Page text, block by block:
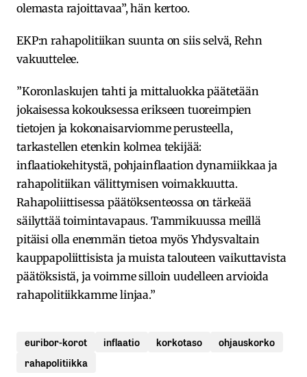
olemasta rajoittavaa”, hän kertoo.
EKP:n rahapolitiikan suunta on siis selvä, Rehn
vakuuttelee.
”Koronlaskujen tahti ja mittaluokka päätetään
jokaisessa kokouksessa erikseen tuoreimpien
tietojen ja kokonaisarviomme perusteella,
tarkastellen etenkin kolmea tekijää:
inflaatiokehitystä, pohjainflaation dynamiikkaa ja
rahapolitiikan välittymisen voimakkuutta.
Rahapoliittisessa päätöksenteossa on tärkeää
säilyttää toimintavapaus. Tammikuussa meillä
pitäisi olla enemmän tietoa myös Yhdysvaltain
kauppapoliittisista ja muista talouteen vaikuttavista
päätöksistä, ja voimme silloin uudelleen arvioida
rahapolitiikkamme linjaa.”
euribor-korot inflaatio korkotaso
ohjauskorko
rahapolitiikka